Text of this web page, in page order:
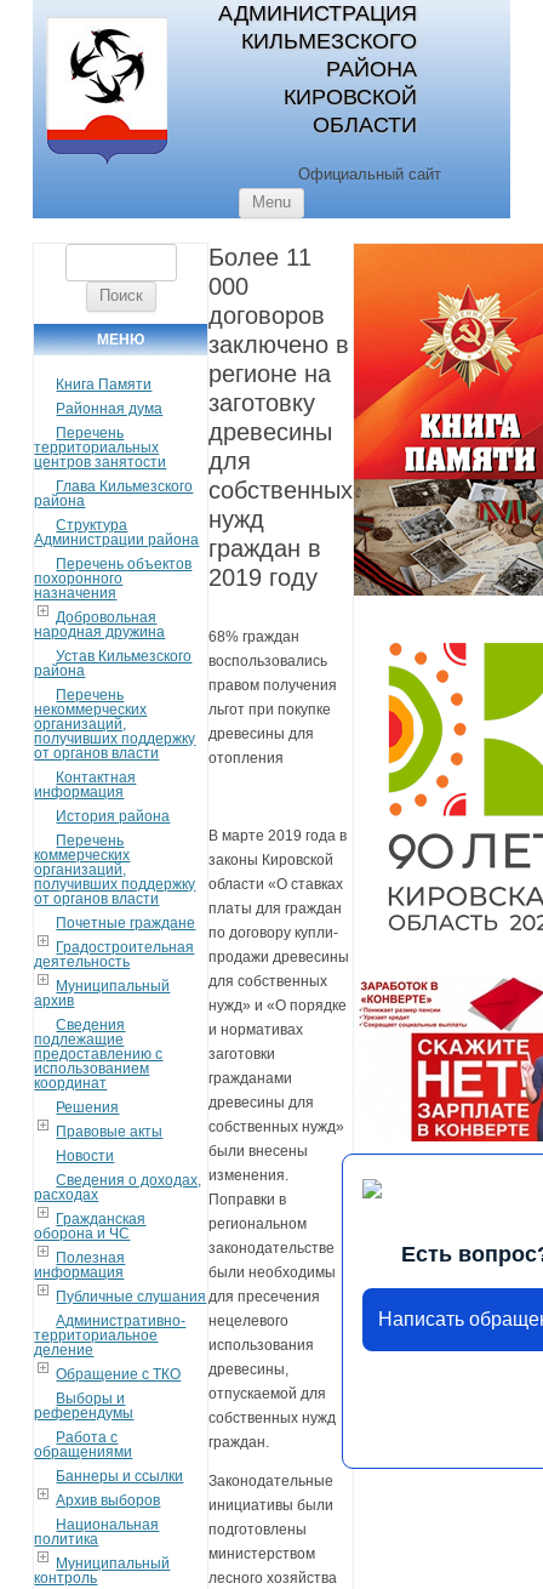
АДМИНИСТРАЦИЯ
КИЛЬМЕЗСКОГО
РАЙОНА
КИРОВСКОЙ
ОБЛАСТИ
Официальный сайт
Menu
МЕНЮ
Книга Памяти
Районная дума
Перечень
территориальных
центров занятости
Глава Кильмезского
района
Структура
Администрации района
Перечень объектов
похоронного
назначения
Добровольная
народная дружина
Устав Кильмезского
района
Перечень
некоммерческих
организаций,
получивших поддержку
от органов власти
Контактная
информация
История района
Перечень
коммерческих
организаций,
получивших поддержку
от органов власти
Почетные граждане
Градостроительная
деятельность
Муниципальный
архив
Сведения
подлежащие
предоставлению с
использованием
координат
Решения
Правовые акты
Новости
Сведения о доходах,
расходах
Гражданская
оборона и ЧС
Полезная
информация
Публичные слушания
Административно-
территориальное
деление
Обращение с ТКО
Выборы и
референдумы
Работа с
обращениями
Баннеры и ссылки
Архив выборов
Национальная
политика
Муниципальный
контроль
Более 11
000
договоров
заключено в
регионе на
заготовку
древесины
для
собственных
нужд
граждан в
2019 году
68% граждан
воспользовались
правом получения
льгот при покупке
древесины для
отопления
В марте 2019 года в
законы Кировской
области «О ставках
платы для граждан
по договору купли-
продажи древесины
для собственных
нужд» и «О порядке
и нормативах
заготовки
гражданами
древесины для
собственных нужд»
были внесены
изменения.
Поправки в
региональном
законодательстве
были необходимы
для пресечения
нецелевого
использования
древесины,
отпускаемой для
собственных нужд
граждан.
Законодательные
инициативы были
подготовлены
министерством
лесного хозяйства
Есть
Написать